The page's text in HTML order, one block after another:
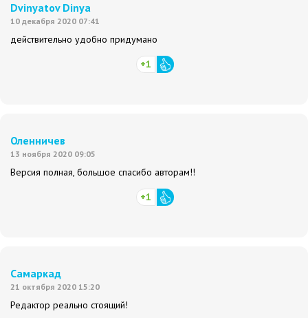
Dvinyatov Dinya
10 декабря 2020 07:41
действительно удобно придумано
+1
Оленничев
13 ноября 2020 09:05
Версия полная, большое спасибо авторам!!
+1
Самаркад
21 октября 2020 15:20
Редактор реально стоящий!